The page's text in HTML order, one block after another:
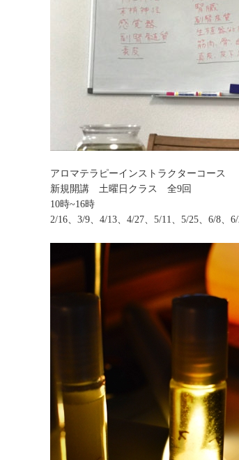
アロマテラピーインストラクターコース
新規開講 土曜日クラス 全9回
10時~16時
2/16、3/9、4/13、4/27、5/11、5/25、6/8、